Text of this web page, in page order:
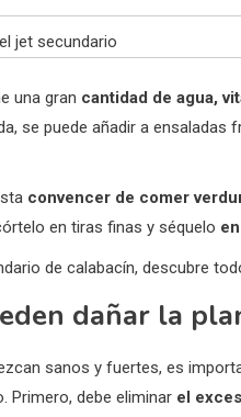
una gran cantidad de agua,
se puede añadir a
convencer de comer
en tiras finas y séquelo
de calabacín, descubre
dañar la
sanos y fuertes, es
Primero, debe eliminar el